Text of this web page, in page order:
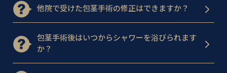
他院で受けた包茎手術の修正はできますか？
包茎手術後はいつからシャワーを浴びられます
か？